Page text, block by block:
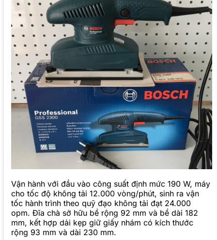
Vận hành với đầu vào công suất định mức 190 W, máy
cho tốc độ không tải 12.000 vòng/phút, sinh ra vận
tốc hành trình theo quỹ đạo không tải đạt 24.000
opm. Đĩa chà sở hữu bề rộng 92 mm và bề dài 182
mm, kết hợp dải kẹp giữ giấy nhám có kích thước
rộng 93 mm và dài 230 mm.